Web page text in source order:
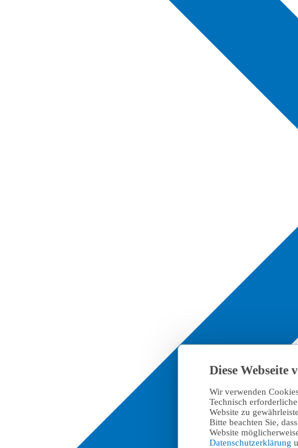
Diese Webseite
Wir verwenden
Technisch
Website zu
Bitte beachten Sie,
Website
Datenschutzerklärung